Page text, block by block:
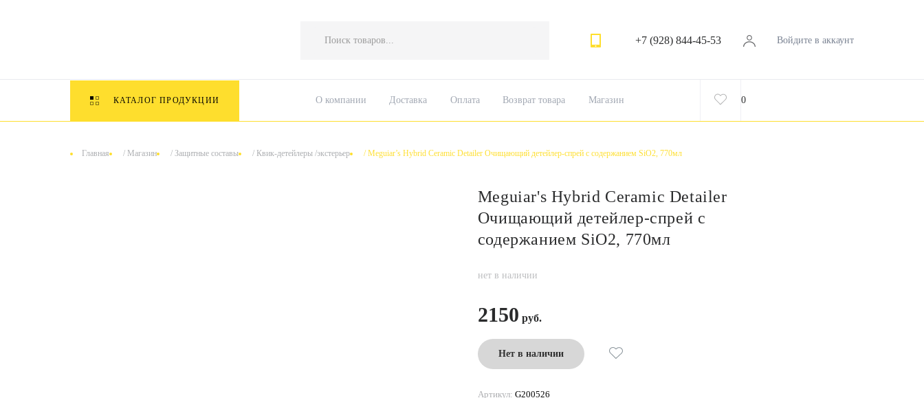
товаров
+7 (928) 844-45-53 Войдите в аккаунт
КАТАЛОГ ПРОДУКЦИИ О компании Доставка Оплата Возврат товара Магазин 0
Главная / Магазин / Защитные составы / Квик-детейлеры /экстерьер /Meguiar’s Hybrid Ceramic Detailer Очищающий детейлер-спрей с содержанием SiO2, 770мл
Meguiar's Hybrid Ceramic Detailer
Очищающий детейлер-спрей с
содержанием SiO2, 770мл
нет в наличии
2150
Нет в наличии
Артикул: G200526